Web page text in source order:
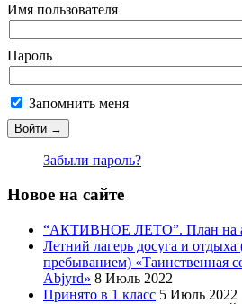
Имя пользователя
Пароль
Запомнить меня
Забыли пароль?
Новое на сайте
“АКТИВНОЕ ЛЕТО”. План на
Летний лагерь досуга и
пребыванием) «Таинственная
Abjyrd» 8 Июль 2022
Принято в 1 класс 5 Июль 2022